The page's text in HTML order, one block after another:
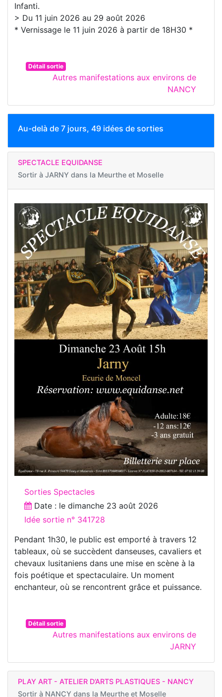
Infanti.
> Du 11 juin 2026 au 29 août 2026
* Vernissage le 11 juin 2026 à partir de 18H30 *
Détail sortie
Autres manifestations aux environs de
NANCY
Au-delà de 7 jours, 49 idées de sorties
SPECTACLE EQUIDANSE
Sortir à JARNY dans la Meurthe et Moselle
Sorties Spectacles
Date : le dimanche 23 août 2026
Idée sortie n° 341728
Pendant 1h30, le public est emporté à travers 12
tableaux, où se succèdent danseuses, cavaliers et
chevaux lusitaniens dans une mise en scène à la
fois poétique et spectaculaire. Un moment
enchanteur, où se rencontrent grâce et puissance.
Détail sortie
Autres manifestations aux environs de
JARNY
PLAY ART - ATELIER D’ARTS PLASTIQUES - NANCY
Sortir à NANCY dans la Meurthe et Moselle